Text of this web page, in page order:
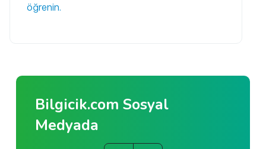
öğrenin.
Bilgicik.com Sosyal
Medyada